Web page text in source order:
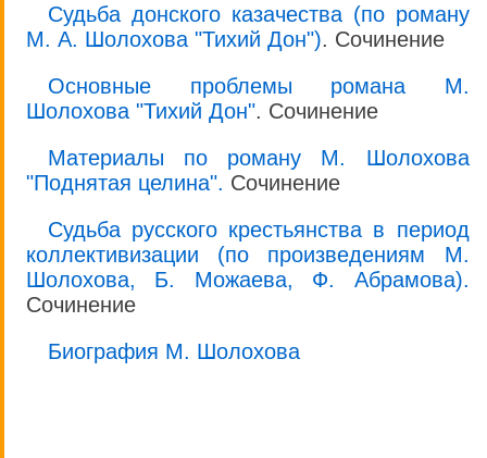
Судьба донского казачества (по роману
М. А. Шолохова "Тихий Дон"). Сочинение
Основные проблемы романа М.
Шолохова "Тихий Дон". Сочинение
Материалы по роману М. Шолохова
"Поднятая целина". Сочинение
Судьба русского крестьянства в период
коллективизации (по произведениям М.
Шолохова, Б. Можаева, Ф. Абрамова).
Сочинение
Биография М. Шолохова